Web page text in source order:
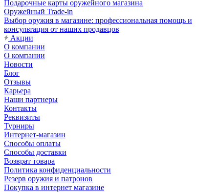
Подарочные карты оружейного магазина
Оружейный Trade-in
Выбор оружия в магазине: профессиональная помощь и
консультация от наших продавцов
Акции
О компании
О компании
Новости
Блог
Отзывы
Карьера
Наши партнеры
Контакты
Реквизиты
Турниры
Интернет-магазин
Способы оплаты
Способы доставки
Возврат товара
Политика конфиденциальности
Резерв оружия и патронов
Покупка в интернет магазине